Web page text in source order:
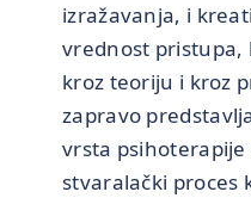
izražavanja, i
vrednost pristupa,
kroz teoriju i kroz
zapravo
vrsta
stvaralački proces